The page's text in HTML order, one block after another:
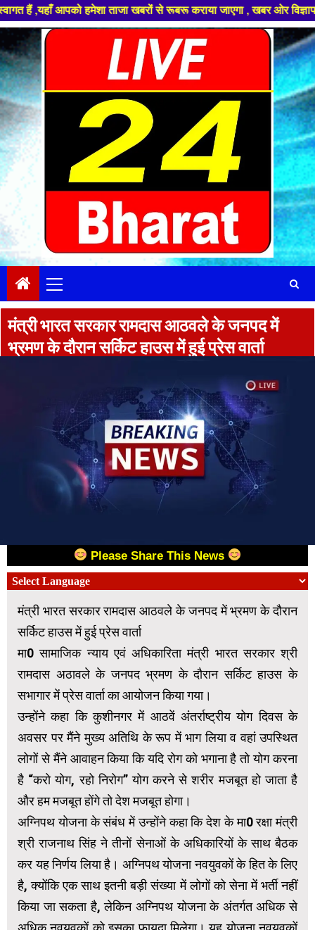
हमेशा ताजा खबरों से रूबरू कराया जाएगा , खबर ओर विज्ञापन के
Skip
to
content
Menu
मंत्री भारत सरकार रामदास आठवले के जनपद में
भ्रमण के दौरान सर्किट हाउस में हुई प्रेस वार्ता
Please Share This News
मंत्री भारत सरकार रामदास आठवले के जनपद में भ्रमण के दौरान
सर्किट हाउस में हुई प्रेस वार्ता
मा0 सामाजिक न्याय एवं अधिकारिता मंत्री भारत सरकार श्री
रामदास अठावले के जनपद भ्रमण के दौरान सर्किट हाउस के
सभागार में प्रेस वार्ता का आयोजन किया गया।
उन्होंने कहा कि कुशीनगर में आठवें अंतर्राष्ट्रीय योग दिवस के
अवसर पर मैंने मुख्य अतिथि के रूप में भाग लिया व वहां उपस्थित
लोगों से मैंने आवाहन किया कि यदि रोग को भगाना है तो योग करना
है “करो योग, रहो निरोग” योग करने से शरीर मजबूत हो जाता है
और हम मजबूत होंगे तो देश मजबूत होगा।
अग्निपथ योजना के संबंध में उन्होंने कहा कि देश के मा0 रक्षा मंत्री
श्री राजनाथ सिंह ने तीनों सेनाओं के अधिकारियों के साथ बैठक
कर यह निर्णय लिया है। अग्निपथ योजना नवयुवकों के हित के लिए
है, क्योंकि एक साथ इतनी बड़ी संख्या में लोगों को सेना में भर्ती नहीं
किया जा सकता है, लेकिन अग्निपथ योजना के अंतर्गत अधिक से